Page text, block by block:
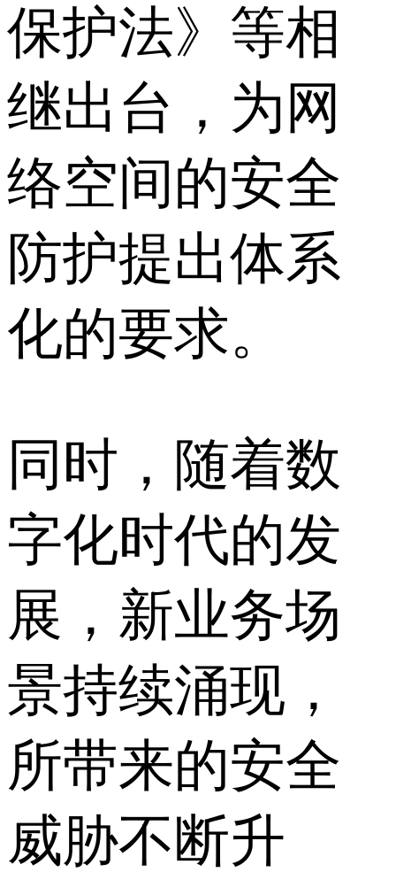
保护法》等相
继出台，为网
络空间的安全
防护提出体系
化的要求。
同时，随着数
字化时代的发
展，新业务场
景持续涌现，
所带来的安全
威胁不断升